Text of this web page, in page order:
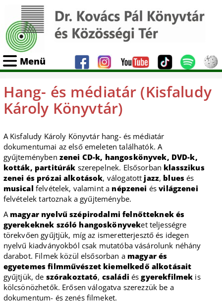
Menü
Hang- és médiatár (Kisfaludy
Károly Könyvtár)
A Kisfaludy Károly Könyvtár hang- és médiatár
dokumentumai az első emeleten találhatók. A
gyűjteményben zenei CD-k, hangoskönyvek, DVD-k,
kották, partitúrák szerepelnek. Elsősorban klasszikus
zenei és prózai alkotások, válogatott jazz, blues és
musical felvételek, valamint a népzenei ésvilágzenei
felvételek tartoznak a gyűjteménybe.
A magyar nyelvű szépirodalmi felnőtteknek és
gyerekeknek szóló hangoskönyveket teljességre
törekvően gyűjtjük, míg az ismeretterjesztő és idegen
nyelvű kiadványokból csak mutatóba vásárolunk néhány
darabot. Filmek közül elsősorban a magyar és
egyetemes filmművészet kiemelkedő alkotásait
gyűjtjük, de szórakoztató, családi ésgyerekfilmek is
kölcsönözhetők. Erősen válogatva szerezzük be a
dokumentum- és zenés filmeket.